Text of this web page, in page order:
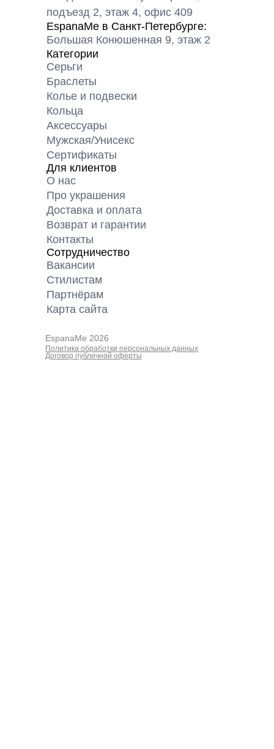
подъезд 2, этаж 4, офис 409
EspanaMe в Санкт-Петербурге:
Большая Конюшенная 9, этаж 2
Категории
Серьги
Браслеты
Колье и подвески
Кольца
Аксессуары
Мужская/Унисекс
Сертификаты
Для клиентов
О нас
Про украшения
Доставка и оплата
Возврат и гарантии
Контакты
Сотрудничество
Вакансии
Cтилистам
Партнёрам
Карта cайта
EspanaMe 2026
Политика обработки персональных данных
Договор публичной оферты